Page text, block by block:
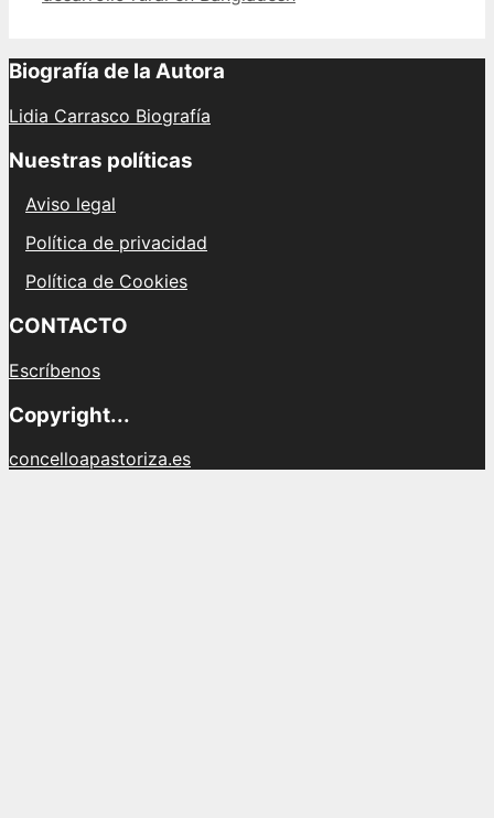
Biografía de la Autora
Lidia Carrasco Biografía
Nuestras políticas
Aviso legal
Política de privacidad
Política de Cookies
CONTACTO
Escríbenos
Copyright...
concelloapastoriza.es